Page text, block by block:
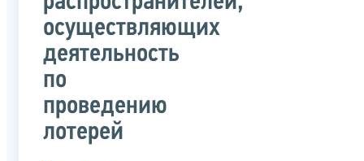
осуществляющих
деятельность
по
проведению
лотерей